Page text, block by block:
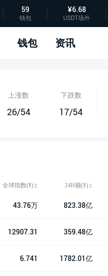
59
钱包
¥6.68
USDT场外
钱包 资讯
上涨数
26/54
下跌数
17/54
全球指数(¥) 24H额(¥)
43.76万 823.38亿
12907.31 359.48亿
6.741 1782.01亿